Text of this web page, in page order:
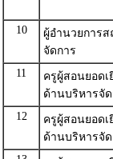
10
ผู้อำนวยการ
จัดการ
11
ครูผู้สอนยอด
ด้านบริหารจัด
12
ครูผู้สอนยอด
ด้านบริหารจัด